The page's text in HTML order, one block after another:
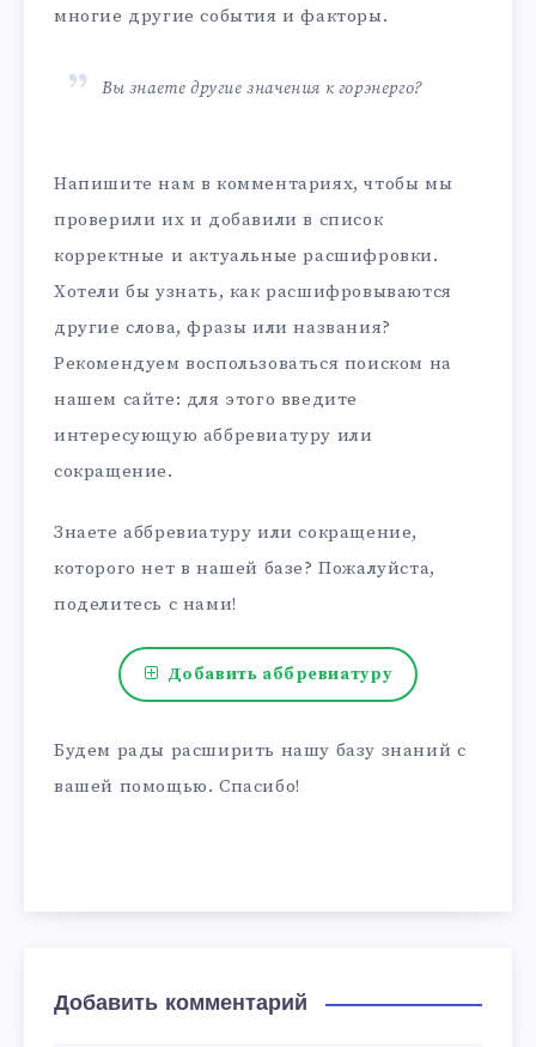
многие другие события и факторы.
Вы знаете другие значения к горэнерго?
Напишите нам в комментариях, чтобы мы
проверили их и добавили в список
корректные и актуальные расшифровки.
Хотели бы узнать, как расшифровываются
другие слова, фразы или названия?
Рекомендуем воспользоваться поиском на
нашем сайте: для этого введите
интересующую аббревиатуру или
сокращение.
Знаете аббревиатуру или сокращение,
которого нет в нашей базе? Пожалуйста,
поделитесь с нами!
Добавить аббревиатуру
Будем рады расширить нашу базу знаний с
вашей помощью. Спасибо!
Добавить комментарий